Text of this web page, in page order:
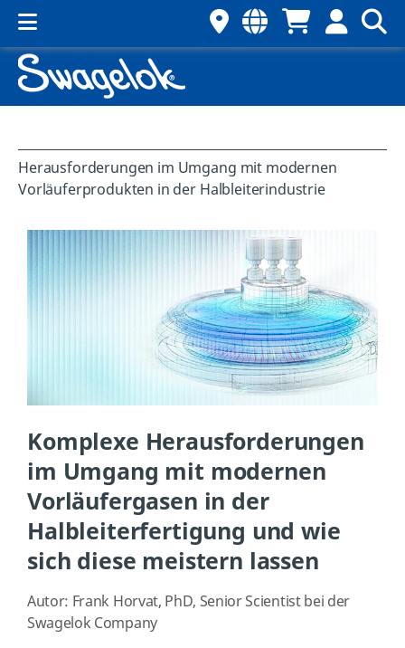
Herausforderungen im Umgang mit modernen
Vorläuferprodukten in der Halbleiterindustrie
Komplexe Herausforderungen
im Umgang mit modernen
Vorläufergasen in der
Halbleiterfertigung und wie
sich diese meistern lassen
Autor: Frank Horvat, PhD, Senior Scientist bei der
Swagelok Company